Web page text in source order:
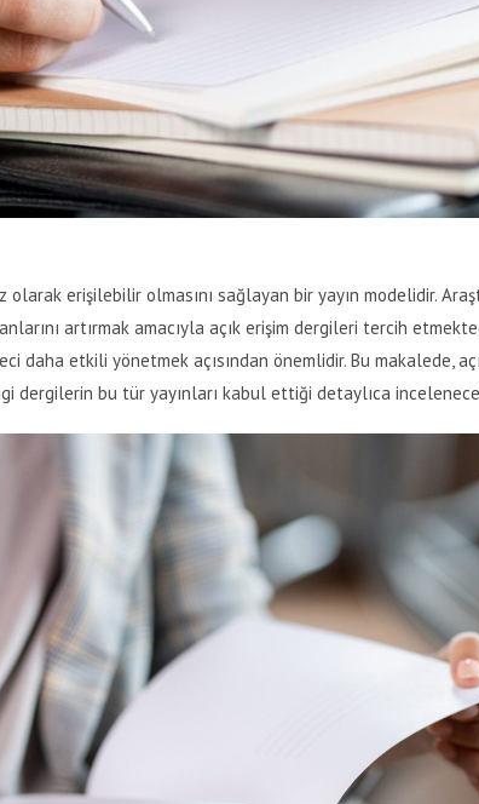
erişilebilir olmasını sağlayan bir yayın modelidir.
artırmak amacıyla açık erişim dergileri tercih
daha etkili yönetmek açısından önemlidir. Bu makalede,
dergilerin bu tür yayınları kabul ettiği detaylıca